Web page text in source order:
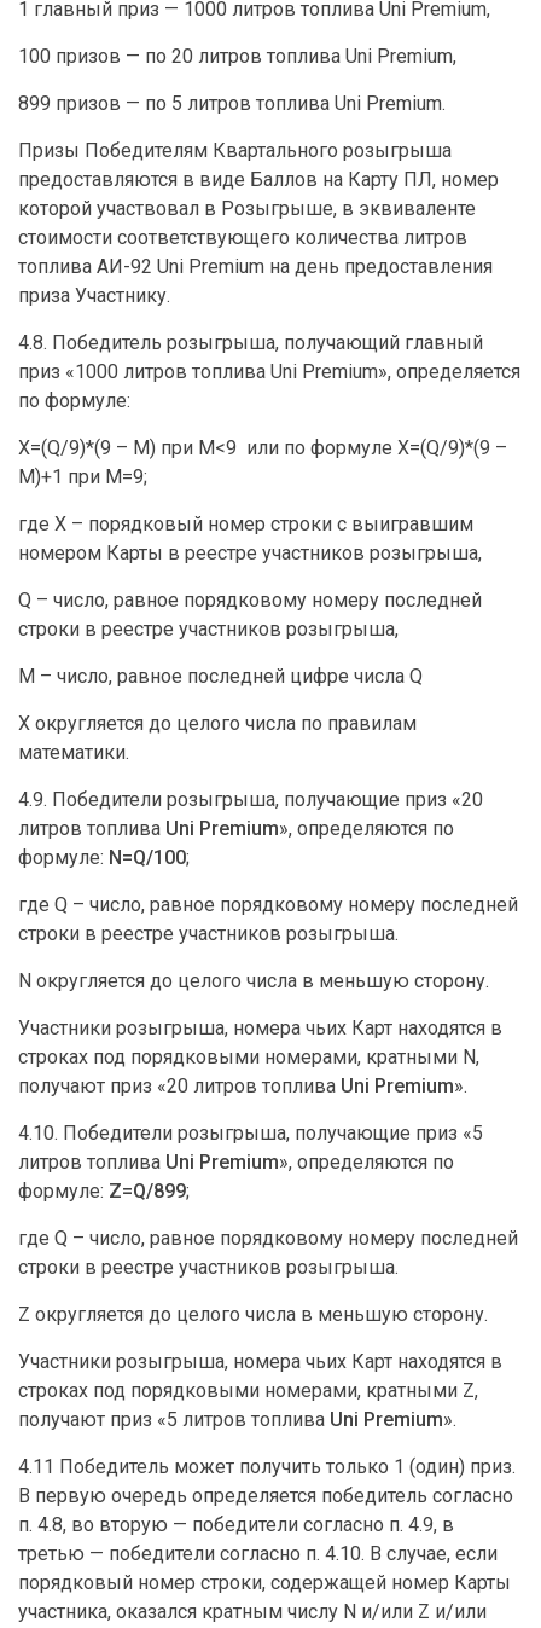
1 главный приз — 1000 литров топлива Uni Premium,
100 призов — по 20 литров топлива Uni Premium,
899 призов — по 5 литров топлива Uni Premium.
Призы Победителям Квартального розыгрыша
предоставляются в виде Баллов на Карту ПЛ, номер
которой участвовал в Розыгрыше, в эквиваленте
стоимости соответствующего количества литров
топлива АИ-92 Uni Premium на день предоставления
приза Участнику.
4.8. Победитель розыгрыша, получающий главный
приз «1000 литров топлива Uni Premium», определяется
по формуле:
X=(Q/9)*(9 – M) при M<9 или по формуле X=(Q/9)*(9 –
M)+1 при M=9;
где X – порядковый номер строки с выигравшим
номером Карты в реестре участников розыгрыша,
Q – число, равное порядковому номеру последней
строки в реестре участников розыгрыша,
M – число, равное последней цифре числа Q
Х округляется до целого числа по правилам
математики.
4.9. Победители розыгрыша, получающие приз «20
литров топлива Uni Premium», определяются по
формуле: N=Q/100;
где Q – число, равное порядковому номеру последней
строки в реестре участников розыгрыша.
N округляется до целого числа в меньшую сторону.
Участники розыгрыша, номера чьих Карт находятся в
строках под порядковыми номерами, кратными N,
получают приз «20 литров топлива Uni Premium».
4.10. Победители розыгрыша, получающие приз «5
литров топлива Uni Premium», определяются по
формуле: Z=Q/899;
где Q – число, равное порядковому номеру последней
строки в реестре участников розыгрыша.
Z округляется до целого числа в меньшую сторону.
Участники розыгрыша, номера чьих Карт находятся в
строках под порядковыми номерами, кратными Z,
получают приз «5 литров топлива Uni Premium».
4.11 Победитель может получить только 1 (один) приз.
В первую очередь определяется победитель согласно
п. 4.8, во вторую — победители согласно п. 4.9, в
третью — победители согласно п. 4.10. В случае, если
порядковый номер строки, содержащей номер Карты
участника, оказался кратным числу N и/или Z и/или